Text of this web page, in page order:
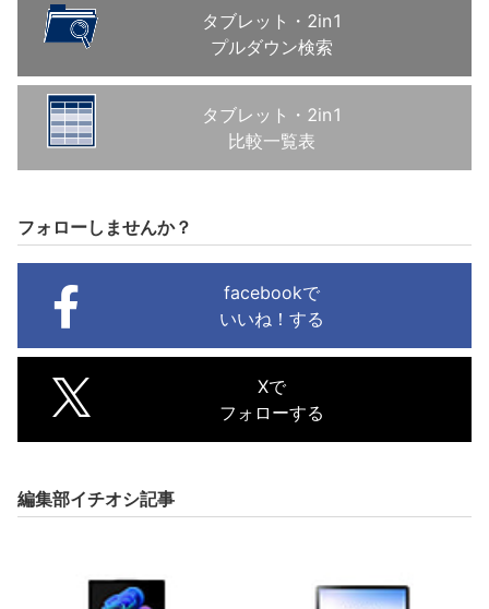
タブレット・2in1
プルダウン検索
タブレット・2in1
比較一覧表
フォローしませんか？
facebookで
いいね！する
Xで
フォローする
編集部イチオシ記事